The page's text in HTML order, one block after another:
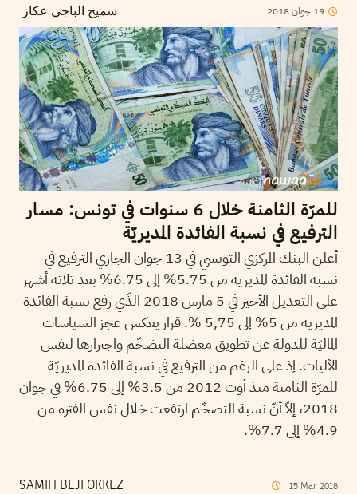
سميح الباجي عكاز 19 جوان2018
للمرّة الثامنة خلال 6 سنوات في تونس: مسار
الترفيع في نسبة الفائدة المديريّة
أعلن البنك المركزي التونسي في 13 جوان الجاري الترفيع في
نسبة الفائدة المديرية من 5.75% إلى 6.75% بعد ثلاثة أشهر
على التعديل الأخير في 5 مارس 2018 الذّي رفع نسبة الفائدة
المديرية من 5% إلى 5,75 %. قرار يعكس عجز السياسات
الماليّة للدولة عن تطويق معضلة التضخّم واجترارها لنفس
الآليات. إذ على الرغم من الترفيع في نسبة الفائدة المديريّة
للمرّة الثامنة منذ أوت 2012 من 3.5% إلى 6.75% في جوان
2018، إلاّ أنّ نسبة التضخّم ارتفعت خلال نفس الفترة من
4.9% إلى 7.7%.
SAMIH BEJI OKKEZ 15 Mar 2018